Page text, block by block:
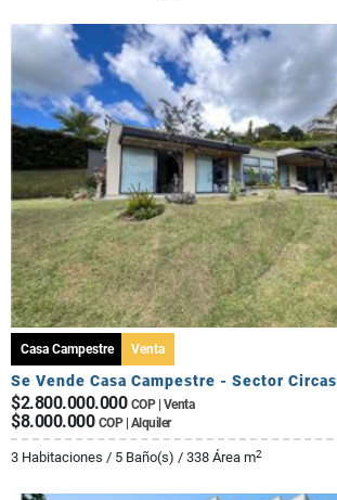
Casa Campestre Venta
Se Vende Casa Campestre - Sector
$2.800.000.000 COP | Venta
$8.000.000 COP | Alquiler
3 Habitaciones / 5 Baño(s) / 338 Área m2